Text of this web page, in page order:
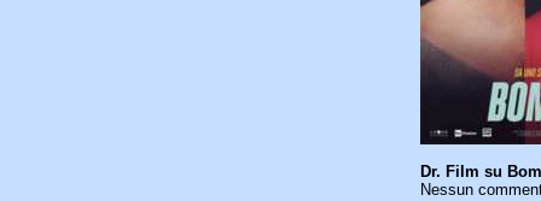
Dr. Film su
Nessun